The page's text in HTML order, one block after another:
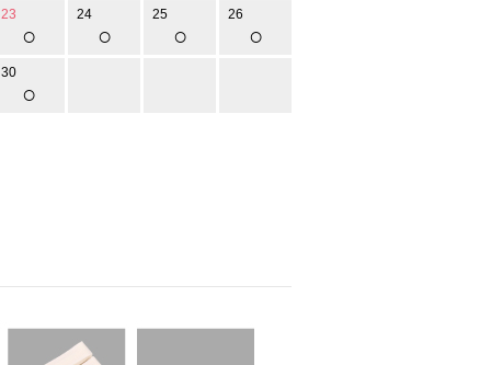
23
○
24
○
25
○
26
○
30
○